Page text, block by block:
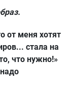
от меня хотят
стала на
что нужно!»